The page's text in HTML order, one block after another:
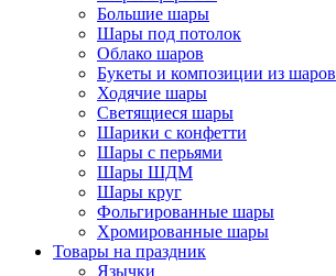
Большие шары
Шары под потолок
Облако шаров
Букеты и композиции из шаров
Ходячие шары
Светящиеся шары
Шарики с конфетти
Шары с перьями
Шары ШДМ
Шары круг
Фольгированные шары
Хромированные шары
Товары на праздник
Язычки